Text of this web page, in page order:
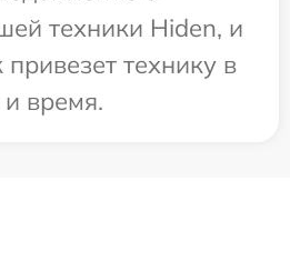
техники Hiden, и
технику в
время.